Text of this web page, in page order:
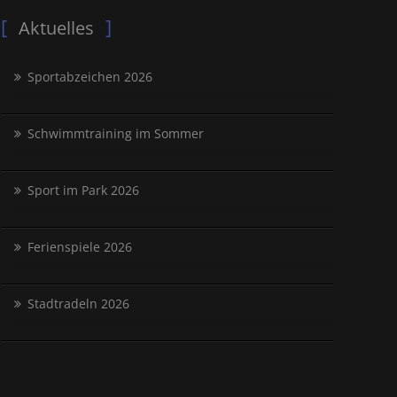
Aktuelles
Sportabzeichen 2026
Schwimmtraining im Sommer
Sport im Park 2026
Ferienspiele 2026
Stadtradeln 2026